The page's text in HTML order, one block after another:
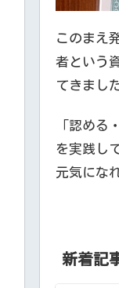
このまえ
者という
てきまし
「認める
を実践し
元気にな
新着記